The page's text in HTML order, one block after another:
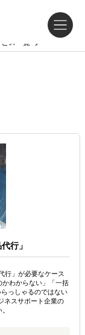
ス一覧
行」
行」が必要なケース
わからない」「一括
っしゃるのではない
ネスサポート企業の